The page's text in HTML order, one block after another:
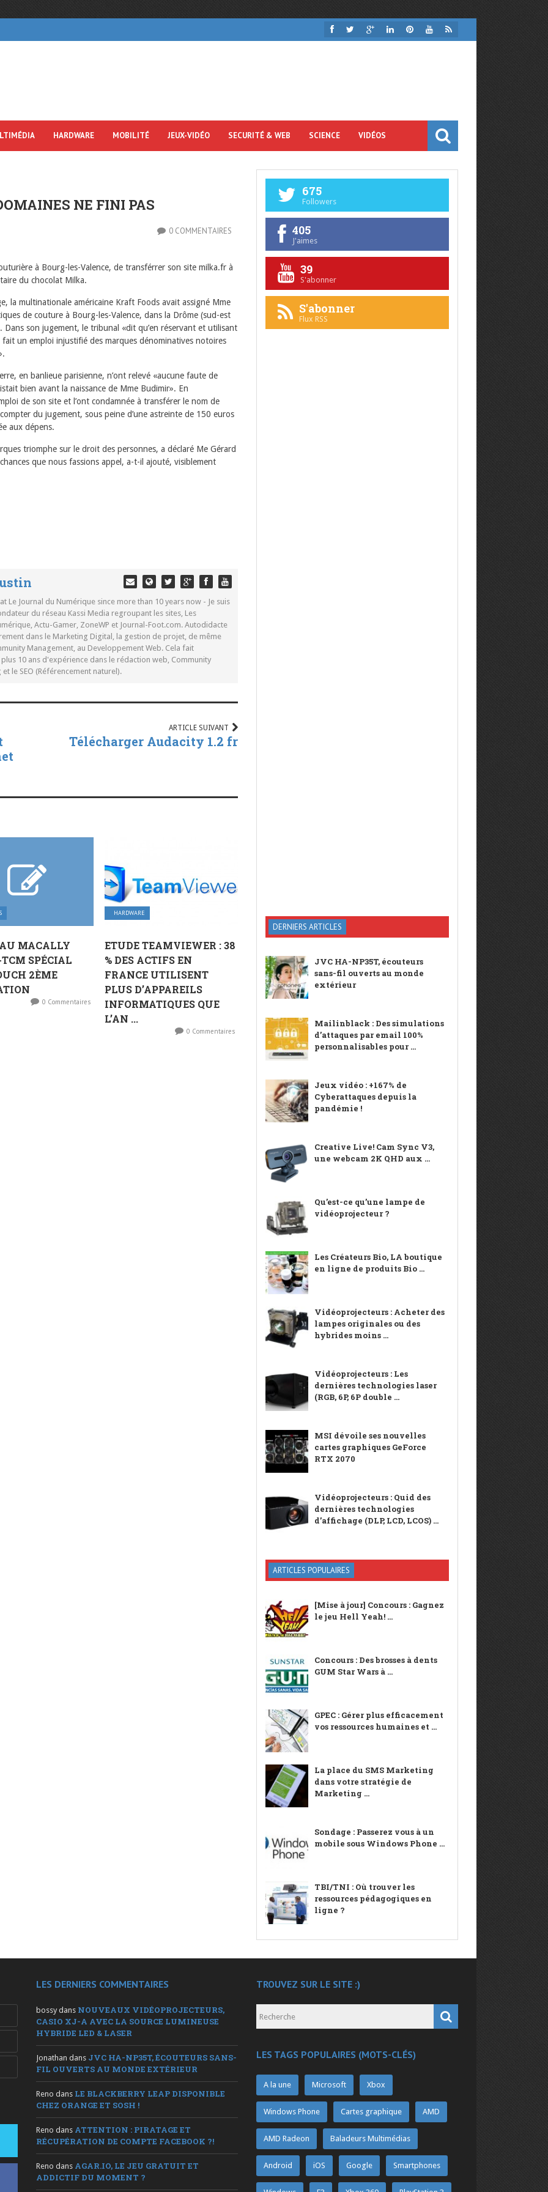
HARDWARE MOBILITÉ JEUX-VIDÉO SECURITÉ & WEB SCIENCE VIDÉOS
NE FINI PAS
0 COMMENTAIRES
à Bourg-les-Valence, de transférrer son site milka.fr à
du chocolat Milka.
la multinationale américaine Kraft Foods avait assigné Mme
de couture à Bourg-les-Valence, dans la Drôme (sud-est
son jugement, le tribunal «dit qu’en réservant et utilisant
un emploi injustifié des marques dénominatives notoires
en banlieue parisienne, n’ont relevé «aucune faute de
bien avant la naissance de Mme Budimir». En
de son site et l’ont condamnée à transférer le nom de
du jugement, sous peine d’une astreinte de 150 euros
aux dépens.
triomphe sur le droit des personnes, a déclaré Me Gérard
que nous fassions appel, a-t-il ajouté, visiblement
Le Journal du Numérique since more than 10 years now - Je suis
du réseau Kassi Media regroupant les sites, Les
Actu-Gamer, ZoneWP et Journal-Foot.com. Autodidacte
dans le Marketing Digital, la gestion de projet, de même
Management, au Developpement Web. Cela fait
10 ans d'expérience dans le rédaction web, Community
le SEO (Référencement naturel).
ARTICLE SUIVANT
Télécharger Audacity 1.2 fr
MACALLY
SPÉCIAL
2ÈME
0 Commentaires
HARDWARE
ETUDE TEAMVIEWER : 38
% DES ACTIFS EN
FRANCE UTILISENT
PLUS D’APPAREILS
INFORMATIQUES QUE
L’AN ...
0 Commentaires
675
Followers
405
J'aimes
39
S'abonner
S'abonner
Flux RSS
DERNIERS ARTICLES
JVC HA-NP35T, écouteurs
sans-fil ouverts au monde
extérieur
Mailinblack : Des simulations
d’attaques par email 100%
personnalisables pour ...
Jeux vidéo : +167% de
Cyberattaques depuis la
pandémie !
Creative Live! Cam Sync V3,
une webcam 2K QHD aux ...
Qu’est-ce qu’une lampe de
vidéoprojecteur ?
Les Créateurs Bio, LA boutique
en ligne de produits Bio ...
Vidéoprojecteurs : Acheter des
lampes originales ou des
hybrides moins ...
Vidéoprojecteurs : Les
dernières technologies laser
(RGB, 6P, 6P double ...
MSI dévoile ses nouvelles
cartes graphiques GeForce
RTX 2070
Vidéoprojecteurs : Quid des
dernières technologies
d’affichage (DLP, LCD, LCOS) ...
ARTICLES POPULAIRES
[Mise à jour] Concours : Gagnez
le jeu Hell Yeah! ...
Concours : Des brosses à dents
GUM Star Wars à ...
GPEC : Gérer plus efficacement
vos ressources humaines et ...
La place du SMS Marketing
dans votre stratégie de
Marketing ...
Sondage : Passerez vous à un
mobile sous Windows Phone ...
TBI/TNI : Où trouver les
ressources pédagogiques en
ligne ?
LES DERNIERS COMMENTAIRES
bossy dans NOUVEAUX VIDÉOPROJECTEURS,
CASIO XJ-A AVEC LA SOURCE LUMINEUSE
HYBRIDE LED & LASER
Jonathan dans JVC HA-NP35T, ÉCOUTEURS SANS-
FIL OUVERTS AU MONDE EXTÉRIEUR
Reno dans LE BLACKBERRY LEAP DISPONIBLE
CHEZ ORANGE ET SOSH !
Reno dans ATTENTION : PIRATAGE ET
RÉCUPÉRATION DE COMPTE FACEBOOK ?!
Reno dans AGAR.IO, LE JEU GRATUIT ET
ADDICTIF DU MOMENT ?
TROUVEZ SUR LE SITE :)
LES TAGS POPULAIRES (MOTS-CLÉS)
A la une Microsoft Xbox
Windows Phone Cartes graphique AMD
AMD Radeon Baladeurs Multimédias
Android iOS Google Smartphones